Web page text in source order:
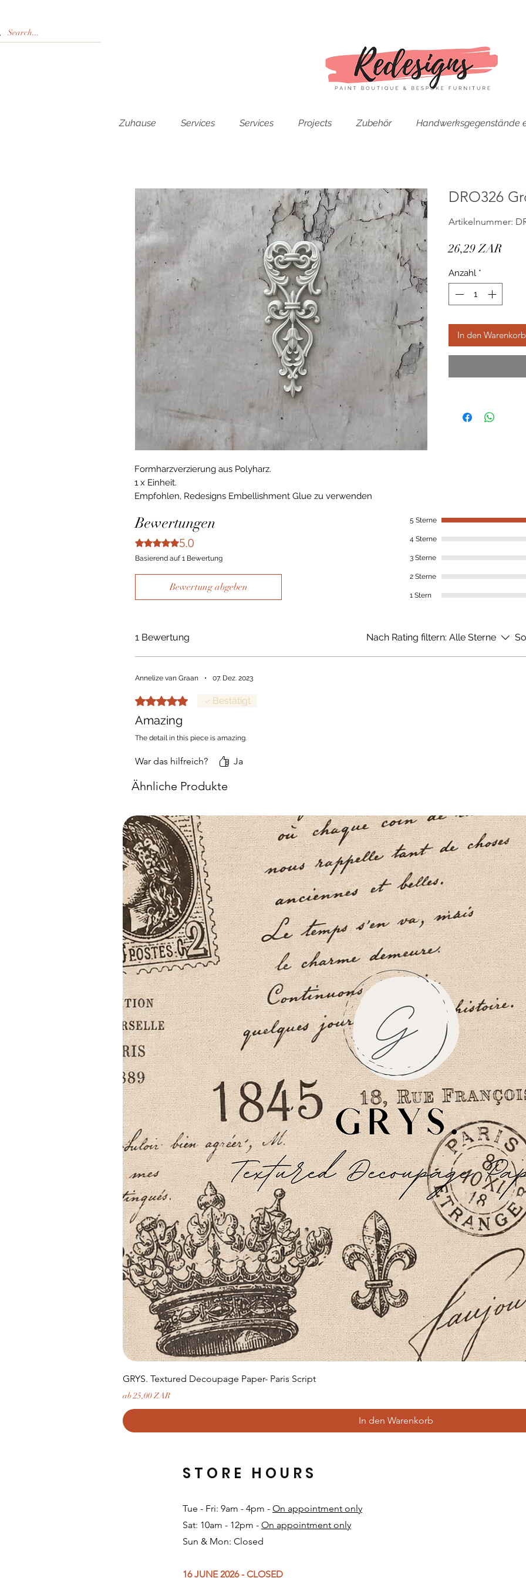
Zuhause Services Services Projects Zubehör Handwerksgegenstände
Formharzverzierung aus Polyharz.
1 x Einheit.
Empfohlen, Redesigns Embellishment Glue zu verwenden
DRO326
Artikelnummer:
26,29 ZARPreis
Anzahl *
In den Warenkorb
Bewertungen
Mit 5 von 5 Sternen bewertet.
5.0
Basierend auf 1 Bewertung
Bewertung abgeben
5 Sterne
4 Sterne
3 Sterne
2 Sterne
1 Stern
1 Bewertung Nach Rating filtern: Alle Sterne
Annelize van Graan • 07. Dez. 2023
Mit 5 von 5 Sternen bewertet.
Bestätigt
Amazing
The detail in this piece is amazing.
War das hilfreich? Ja
Ähnliche Produkte
GRYS. Textured Decoupage Paper- Paris Script
ab25,00 ZAR
Sale-Preis
In den Warenkorb
Tue - Fri: 9am - 4pm - On appointment only
Sat: 10am - 12pm - On appointment only
Sun & Mon: Closed​
16 JUNE 2026 - CLOSED
STORE HOURS